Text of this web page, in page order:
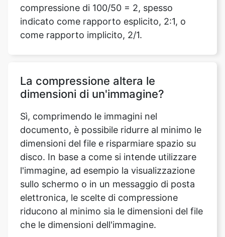
La compressione altera le
Sì, comprimendo le immagini nel
documento, è possibile ridurre al minimo le
dimensioni del file e risparmiare spazio su
disco. In base a come si intende utilizzare
l'immagine, ad esempio la visualizzazione
sullo schermo o in un messaggio di posta
elettronica, le scelte di compressione
riducono al minimo sia le dimensioni del file
che le dimensioni dell'immagine.
Devo accedere o scaricare un